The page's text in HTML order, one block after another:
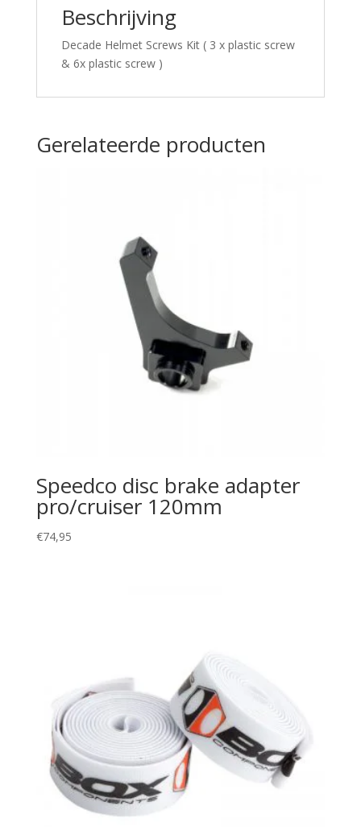
Beschrijving
Decade Helmet Screws Kit ( 3 x plastic screw
& 6x plastic screw )
Gerelateerde producten
Speedco disc brake adapter
pro/cruiser 120mm
€74,95